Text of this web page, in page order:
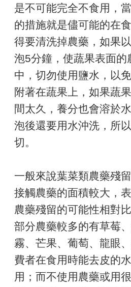
是不可能完全不食用，
的措施就是儘可能的在
得要清洗掉農藥，如果
泡5分鐘，使蔬果表面的
中，切勿使用鹽水，以
附著在蔬果上，如果蔬
間太久，養分也會溶於
泡後還要用水沖洗，所
切。
一般來說葉菜類農藥殘
接觸農藥的面積較大，
農藥殘留的可能性相對
部分農藥較多的有草莓
霧、芒果、葡萄、龍眼
費者在食用時能去皮的
用；而不使用農藥或用